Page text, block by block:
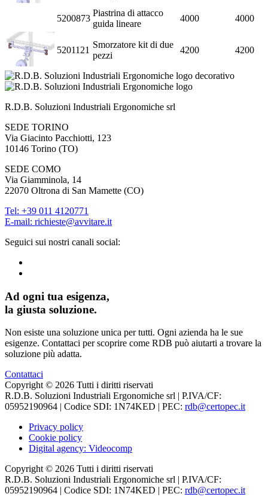
5200873
Piastrina di attacco
guida lineare
4000 4000
5201121
Smorzatore kit di due
pezzi
4200 4200
R.D.B. Soluzioni Industriali Ergonomiche srl
SEDE TORINO
Via Giacinto Pacchiotti, 123
10146 Torino (TO)
SEDE COMO
Via Giamminola, 14
22070 Oltrona di San Mamette (CO)
Tel: +39 011 4120771
E-mail: richieste@avvitare.it
Seguici sui nostri canali social:
Ad ogni tua esigenza,
la giusta soluzione.
Non esiste una soluzione unica per tutti. Ogni azienda ha le sue
esigenze. Contattaci per scoprire come RDB può aiutarti a trovare la
soluzione più adatta.
Contattaci
Copyright © 2026 Tutti i diritti riservati
R.D.B. Soluzioni Industriali Ergonomiche srl | P.IVA/CF:
05952190964 | Codice SDI: 1N74KED | PEC: rdb@certopec.it
Privacy policy
Cookie policy
Digital agency: Videocomp
Copyright © 2026 Tutti i diritti riservati
R.D.B. Soluzioni Industriali Ergonomiche srl | P.IVA/CF:
05952190964 | Codice SDI: 1N74KED | PEC: rdb@certopec.it